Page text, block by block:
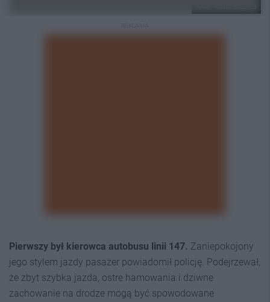
Pierwszy był kierowca autobusu linii 147. Zaniepokojony
jego stylem jazdy pasażer powiadomił policję. Podejrzewał,
że zbyt szybka jazda, ostre hamowania i dziwne
zachowanie na drodze mogą być spowodowane